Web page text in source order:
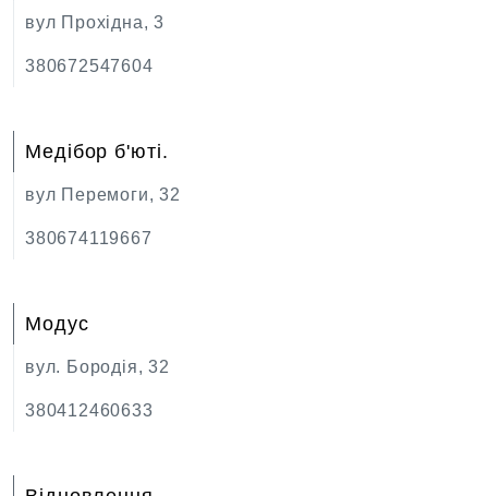
вул Прохідна, 3
380672547604
Медібор б'юті.
вул Перемоги, 32
380674119667
Модус
вул. Бородія, 32
380412460633